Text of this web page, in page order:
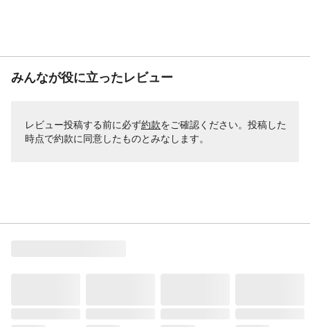
みんなが役に立ったレビュー
レビュー投稿する前に必ず約款をご確認ください。投稿した
時点で約款に同意したものとみなします。